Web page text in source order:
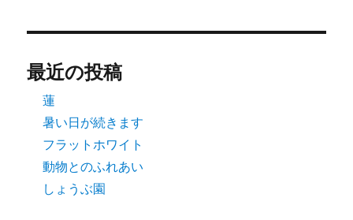
最近の投稿
蓮
暑い日が続きます
フラットホワイト
動物とのふれあい
しょうぶ園